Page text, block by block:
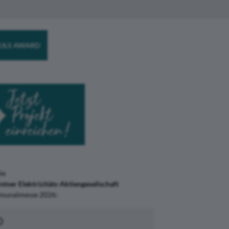
AWARD
Elektrizitäts-Aktiengesellschaft
2026: